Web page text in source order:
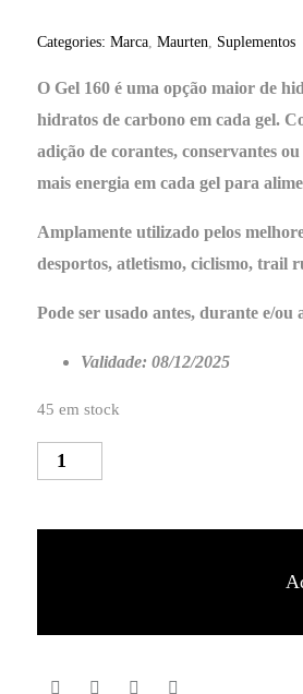
Categories: Marca, Maurten, Suplementos
O Gel 160 é uma opção maior de
hidratos de carbono em cada gel.
adição de corantes, conservantes
mais energia em cada gel para
Amplamente utilizado pelos
desportos, atletismo, ciclismo,
Pode ser usado antes, durante e/ou
Validade: 08/12/2025
45 em stock
Quantidade